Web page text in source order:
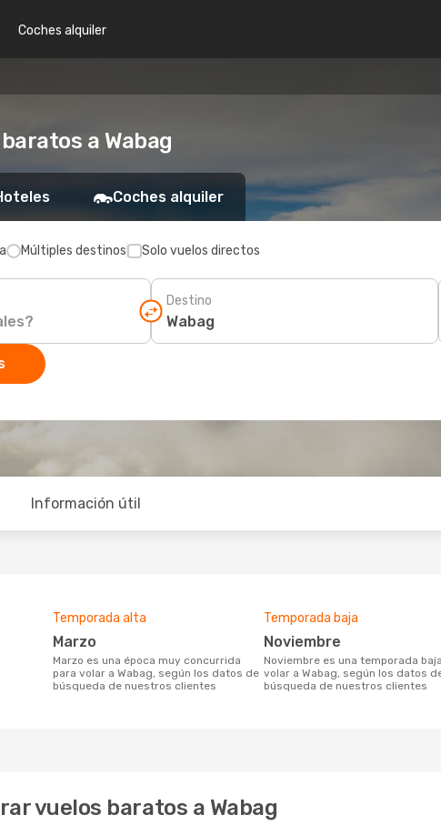
Coches alquiler
a Wabag
Coches alquiler
Múltiples destinos Solo vuelos directos
Destino
Información útil
Temporada alta
marzo
marzo es una época muy concurrida
para volar a Wabag, según los datos de
búsqueda de nuestros clientes
Temporada baja
noviembre
noviembre es una temporada baja para
volar a Wabag, según los datos
búsqueda de nuestros clientes
vuelos baratos a Wabag